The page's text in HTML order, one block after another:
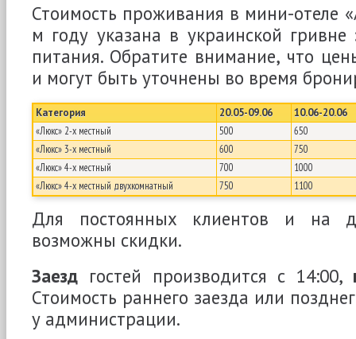
Стоимость проживания в мини-отеле
м году указана в украинской гривне
питания. Обратите внимание, что
и могут быть уточнены во время
Категория 20.05-09.06
10.06-20.06
«Люкс» 2-х местный
500
650
«Люкс» 3-х местный
600
750
«Люкс» 4-х местный
700
1000
«Люкс» 4-х местный двухкомнатный
750 1100
Для постоянных клиентов и на
возможны скидки.
Заезд гостей производится с 14:00,
Стоимость раннего заезда или
у администрации.